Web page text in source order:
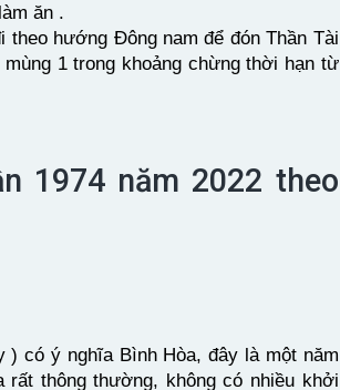
ăn .
theo hướng Đông nam để đón Thần Tài
1 trong khoảng chừng thời hạn từ
1974 năm 2022 theo
) có ý nghĩa Bình Hòa, đây là một năm
thông thường, không có nhiều khởi